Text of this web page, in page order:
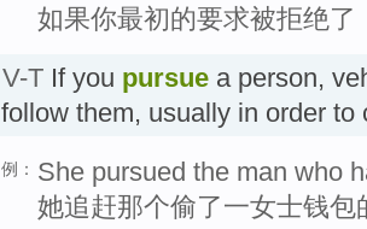
如果你最初的要求被拒绝
V-T If you pursue a person,
follow them, usually in order
例： She pursued the man who
她追赶那个偷了一女士钱包